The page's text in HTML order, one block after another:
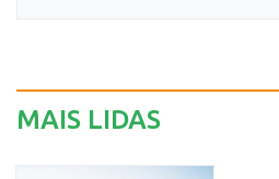
MAIS LIDAS